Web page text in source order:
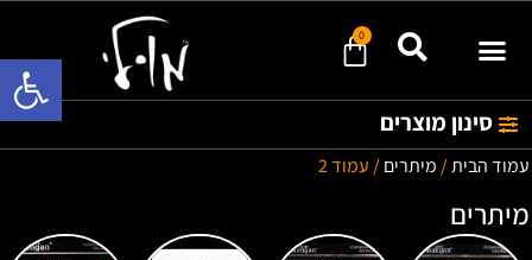
פתח
0
סינון מוצרים
עמוד הבית/מיתרים/ עמוד 2
מיתרים